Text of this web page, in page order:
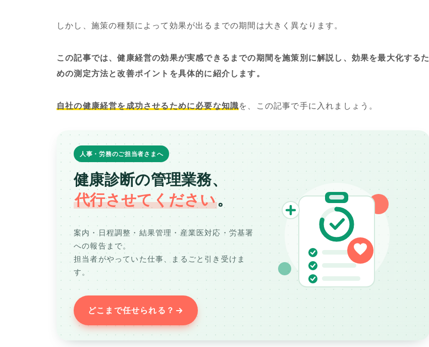
しかし、施策の種類によって効果が出るまでの期間は大きく異なります。
この記事では、健康経営の効果が実感できるまでの期間を施策別に解説し、効果を最大化するた
めの測定方法と改善ポイントを具体的に紹介します。
自社の健康経営を成功させるために必要な知識を、この記事で手に入れましょう。
人事・労務のご担当者さまへ
健康診断の管理業務、
代行させてください。
案内・日程調整・結果管理・産業医対応・労基署
への報告まで。
担当者がやっていた仕事、まるごと引き受けま
す。
どこまで任せられる？